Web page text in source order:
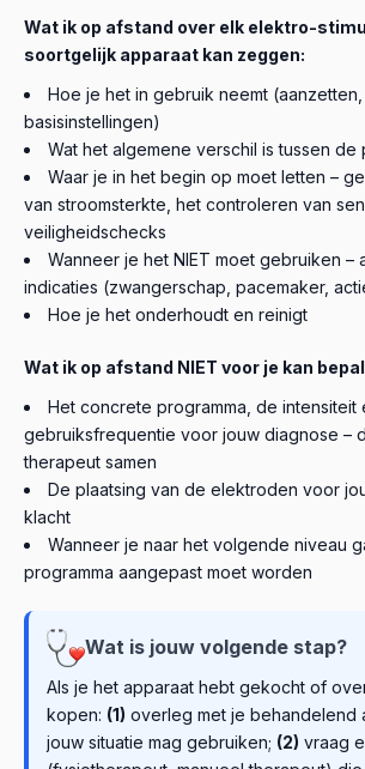
Wat ik op afstand over elk elektro-
soortgelijk apparaat kan zeggen:
Hoe je het in gebruik neemt (aanzetten,
basisinstellingen)
Wat het algemene verschil is tussen de
Waar je in het begin op moet letten –
van stroomsterkte, het controleren van
veiligheidschecks
Wanneer je het NIET moet gebruiken –
indicaties (zwangerschap, pacemaker,
Hoe je het onderhoudt en reinigt
Wat ik op afstand NIET voor je kan
Het concrete programma, de intensiteit
gebruiksfrequentie voor jouw diagnose –
therapeut samen
De plaatsing van de elektroden voor
klacht
Wanneer je naar het volgende niveau
programma aangepast moet worden
Wat is jouw volgende stap?
Als je het apparaat hebt gekocht of
kopen: (1) overleg met je behandelend
jouw situatie mag gebruiken; (2) vraag